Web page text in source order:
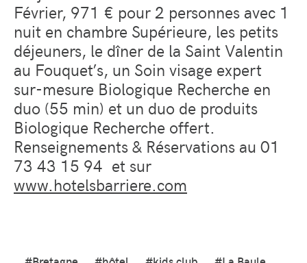
Février, 971 € pour 2 personnes avec 1
nuit en chambre Supérieure, les petits
déjeuners, le dîner de la Saint Valentin
au Fouquet’s, un Soin visage expert
sur-mesure Biologique Recherche en
duo (55 min) et un duo de produits
Biologique Recherche offert.
Renseignements & Réservations au 01
73 43 15 94 et sur
www.hotelsbarriere.com